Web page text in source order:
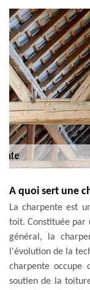
A quoi sert une
La charpente est
toit. Constituée par
général, la
l'évolution de la
charpente occupe
soutien de la